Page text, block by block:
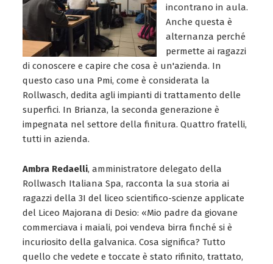
incontrano in aula.
Anche questa è
alternanza perché
permette ai ragazzi
di conoscere e capire che cosa è un'azienda. In
questo caso una Pmi, come è considerata la
Rollwasch, dedita agli impianti di trattamento delle
superfici. In Brianza, la seconda generazione è
impegnata nel settore della finitura. Quattro fratelli,
tutti in azienda.
Ambra Redaelli, amministratore delegato della
Rollwasch Italiana Spa, racconta la sua storia ai
ragazzi della 3I del liceo scientifico-scienze applicate
del Liceo Majorana di Desio: «Mio padre da giovane
commerciava i maiali, poi vendeva birra finché si è
incuriosito della galvanica. Cosa significa? Tutto
quello che vedete e toccate è stato rifinito, trattato,